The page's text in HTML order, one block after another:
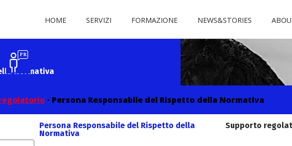
HOME SERVIZI FORMAZIONE NEWS&STORIES
Normativa
· Persona Responsabile del Rispetto della Normativa
Persona Responsabile del Rispetto della
Normativa
Supporto